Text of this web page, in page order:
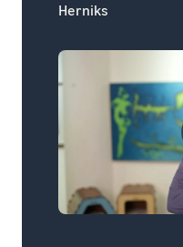
Herniks